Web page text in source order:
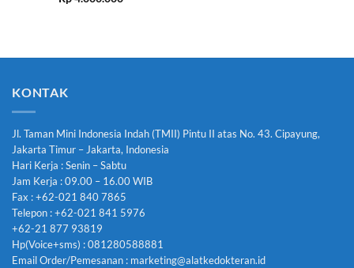
KONTAK
Jl. Taman Mini Indonesia Indah (TMII) Pintu II atas No. 43. Cipayung,
Jakarta Timur – Jakarta, Indonesia
Hari Kerja : Senin – Sabtu
Jam Kerja : 09.00 – 16.00 WIB
Fax : +62-021 840 7865
Telepon : +62-021 841 5976
+62-21 877 93819
Hp(Voice+sms) : 081280588881
Email Order/Pemesanan : marketing@alatkedokteran.id